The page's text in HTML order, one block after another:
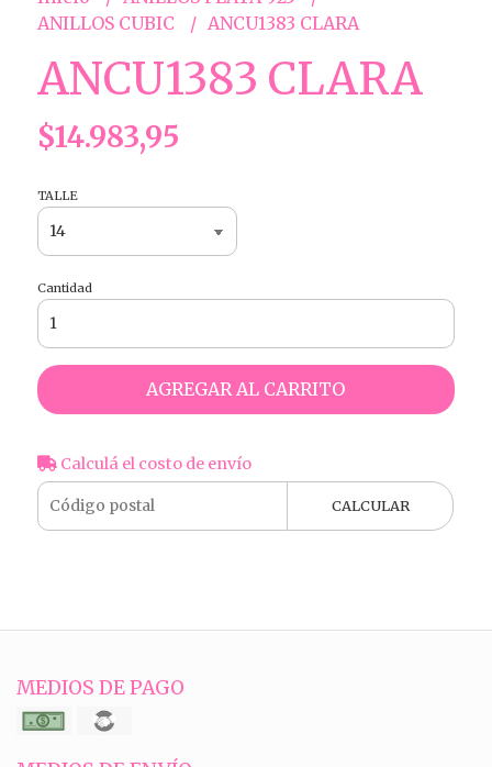
ANILLOS CUBIC
ANCU1383 CLARA
ANCU1383 CLARA
$14.983,95
TALLE
Cantidad
AGREGAR AL CARRITO
Calculá el costo de envío
CALCULAR
MEDIOS DE PAGO